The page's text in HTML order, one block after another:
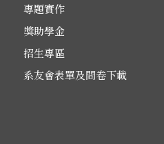
專題實作
獎助學金
招生專區
系友會表單及問卷下載